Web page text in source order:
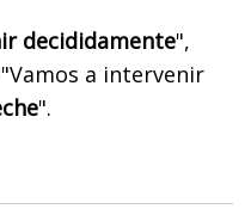
decididamente",
a intervenir
".